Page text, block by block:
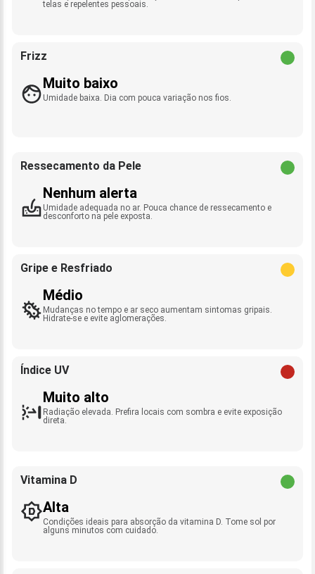
telas e repelentes pessoais.
Frizz
Muito baixo
Umidade baixa. Dia com pouca variação nos fios.
Ressecamento da Pele
Nenhum alerta
Umidade adequada no ar. Pouca chance de ressecamento e
desconforto na pele exposta.
Gripe e Resfriado
Médio
Mudanças no tempo e ar seco aumentam sintomas gripais.
Hidrate-se e evite aglomerações.
Índice UV
Muito alto
Radiação elevada. Prefira locais com sombra e evite exposição
direta.
Vitamina D
Alta
Condições ideais para absorção da vitamina D. Tome sol por
alguns minutos com cuidado.